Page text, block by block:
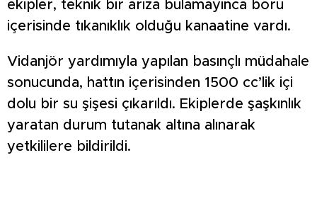
ekipler, teknik bir arıza bulamayınca boru
içerisinde tıkanıklık olduğu kanaatine vardı.
Vidanjör yardımıyla yapılan basınçlı müdahale
sonucunda, hattın içerisinden 1500 cc’lik içi
dolu bir su şişesi çıkarıldı. Ekiplerde şaşkınlık
yaratan durum tutanak altına alınarak
yetkililere bildirildi.